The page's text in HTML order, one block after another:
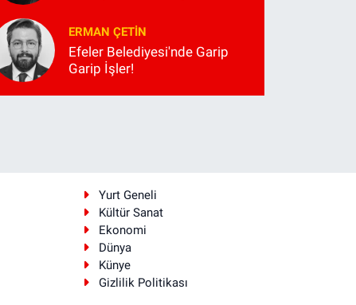
ERMAN ÇETIN
Efeler Belediyesi'nde Garip
Garip İşler!
Yurt Geneli
Kültür Sanat
Ekonomi
Dünya
Künye
Gizlilik Politikası